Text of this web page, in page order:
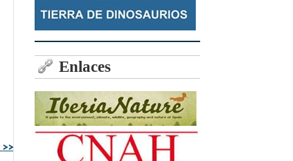
>>
Enlaces